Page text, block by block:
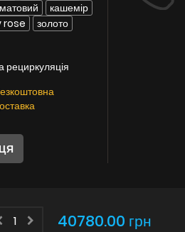
кашемір
rose
золото
рециркуляція
40780.00 грн